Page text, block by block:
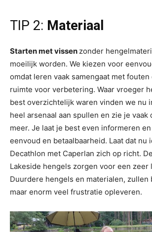
TIP 2: Materiaal
Starten met vissen zonder
moeilijk worden. We kiezen voor
omdat leren vaak samengaat met
ruimte voor verbetering. Waar vroeger
best overzichtelijk waren vinden we nu
heel arsenaal aan spullen en zie je vaak
meer. Je laat je best even informeren
eenvoud en betaalbaarheid. Laat dat nu
Decathlon met Caperlan zich op richt.
Lakeside hengels zorgen voor een zeer
Duurdere hengels en materialen, zullen
maar enorm veel frustratie opleveren.